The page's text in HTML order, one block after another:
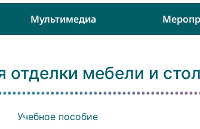
Мультимедиа
отделки мебели и
Учебное пособие